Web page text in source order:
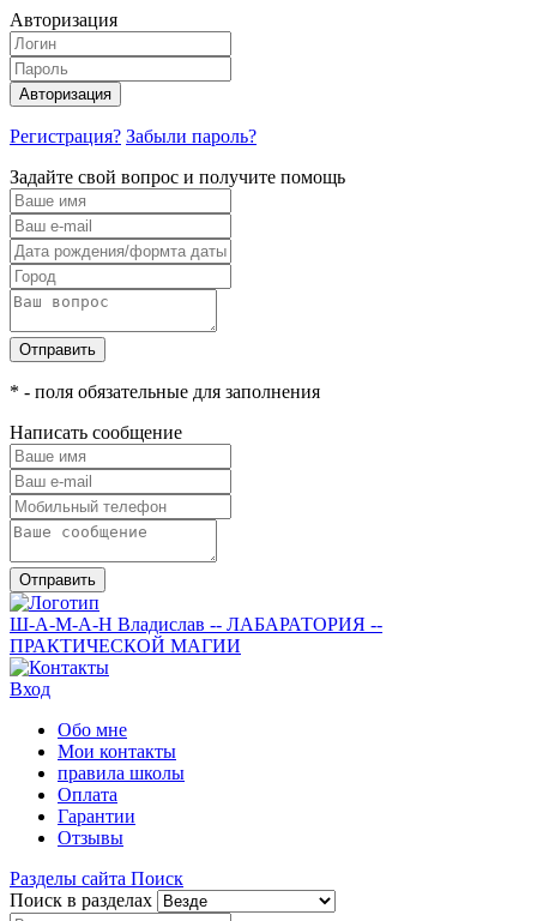
Авторизация
Авторизация
Регистрация? Забыли пароль?
Задайте свой вопрос и получите помощь
Отправить
* - поля обязательные для заполнения
Написать сообщение
Отправить
Ш-А-М-А-Н Владислав -- ЛАБАРАТОРИЯ --
ПРАКТИЧЕСКОЙ МАГИИ
Вход
Обо мне
Мои контакты
правила школы
Оплата
Гарантии
Отзывы
Разделы сайта Поиск
Поиск в разделах